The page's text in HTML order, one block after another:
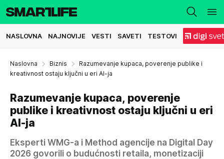
NASLOVNA NAJNOVIJE VESTI SAVETI TESTOVI
Naslovna Biznis
Razumevanje kupaca, poverenje publike i
kreativnost ostaju ključni u eri AI-ja
Razumevanje kupaca, poverenje
publike i kreativnost ostaju ključni u eri
AI-ja
Eksperti WMG-a i Method agencije na Digital Day
2026 govorili o budućnosti retaila, monetizaciji